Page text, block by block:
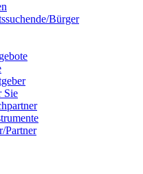
Bürger
Sie
Partner